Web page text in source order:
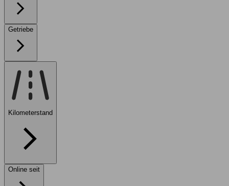
Getriebe
Kilometerstand
Online seit